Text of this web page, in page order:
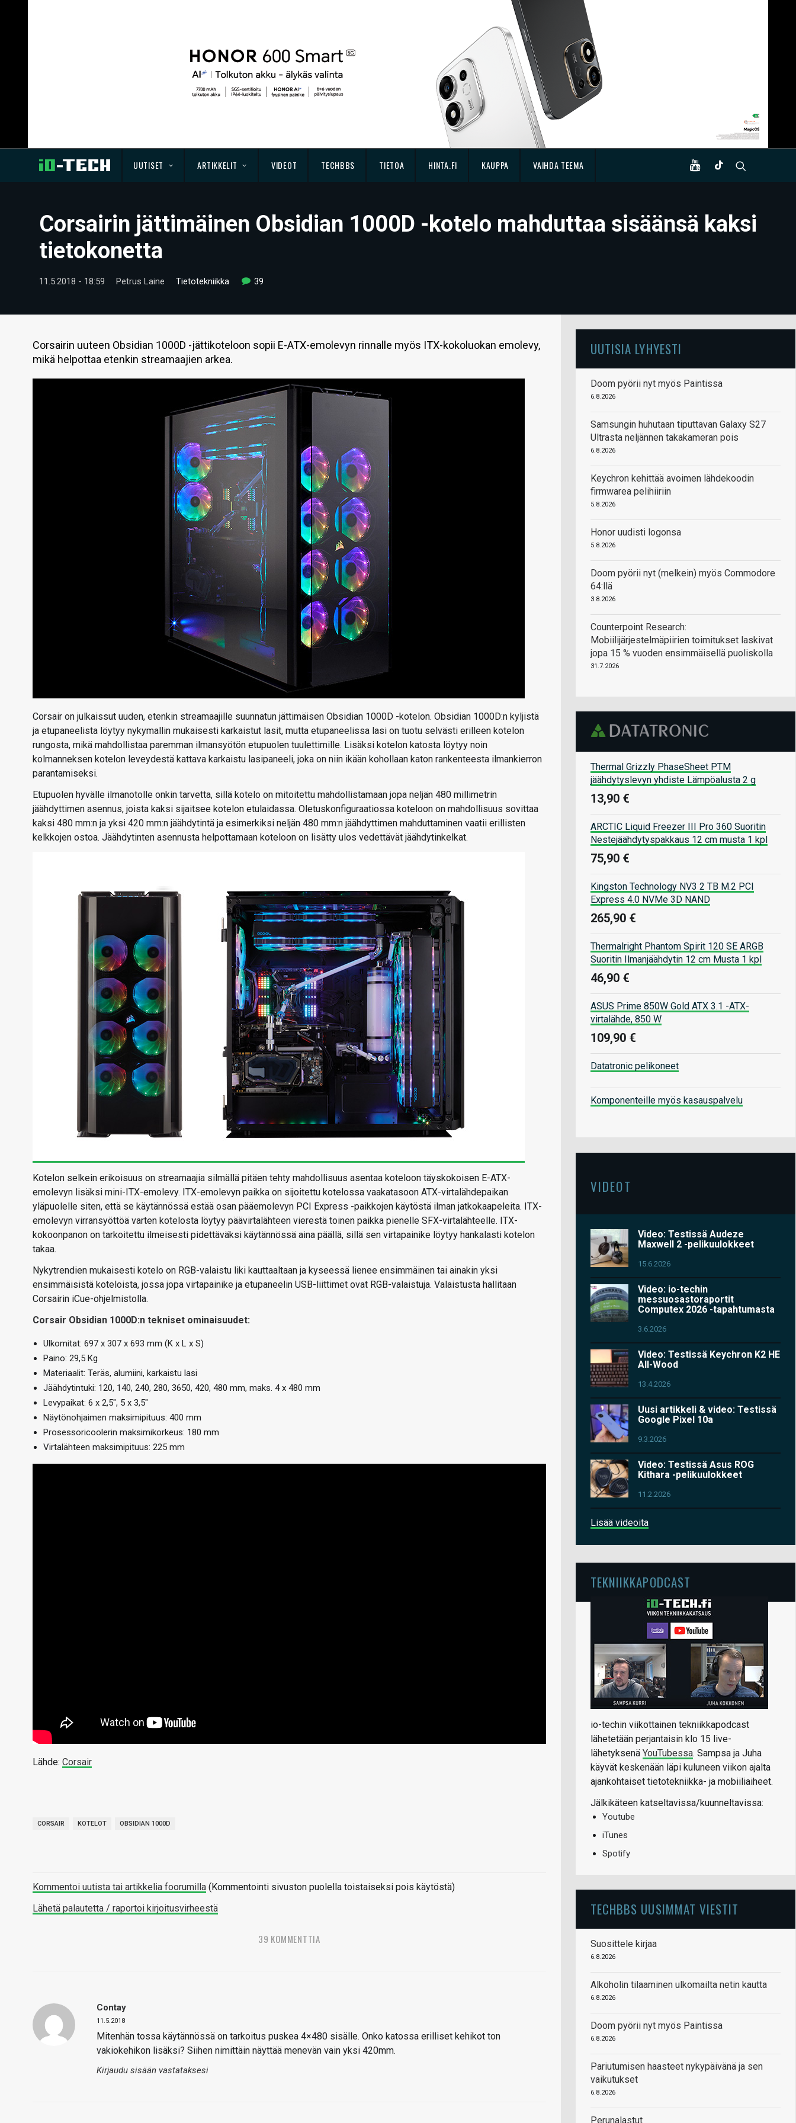
UUTISET ARTIKKELIT VIDEOT TECHBBS TIETOA HINTA.FI KAUPPA VAIHDA TEEMA
Corsairin jättimäinen Obsidian 1000D -kotelo mahduttaa sisäänsä kaksi
tietokonetta
11.5.2018 - 18:59 Petrus Laine Tietotekniikka 39
Corsairin uuteen Obsidian 1000D -jättikoteloon sopii E-ATX-emolevyn rinnalle myös ITX-kokoluokan emolevy,
mikä helpottaa etenkin streamaajien arkea.
Corsair on julkaissut uuden, etenkin streamaajille suunnatun jättimäisen Obsidian 1000D -kotelon. Obsidian 1000D:n kyljistä
ja etupaneelista löytyy nykymallin mukaisesti karkaistut lasit, mutta etupaneelissa lasi on tuotu selvästi erilleen kotelon
rungosta, mikä mahdollistaa paremman ilmansyötön etupuolen tuulettimille. Lisäksi kotelon katosta löytyy noin
kolmanneksen kotelon leveydestä kattava karkaistu lasipaneeli, joka on niin ikään kohollaan katon rankenteesta ilmankierron
parantamiseksi.
Etupuolen hyvälle ilmanotolle onkin tarvetta, sillä kotelo on mitoitettu mahdollistamaan jopa neljän 480 millimetrin
jäähdyttimen asennus, joista kaksi sijaitsee kotelon etulaidassa. Oletuskonfiguraatiossa koteloon on mahdollisuus sovittaa
kaksi 480 mm:n ja yksi 420 mm:n jäähdytintä ja esimerkiksi neljän 480 mm:n jäähdyttimen mahduttaminen vaatii erillisten
kelkkojen ostoa. Jäähdytinten asennusta helpottamaan koteloon on lisätty ulos vedettävät jäähdytinkelkat.
Kotelon selkein erikoisuus on streamaajia silmällä pitäen tehty mahdollisuus asentaa koteloon täyskokoisen E-ATX-
emolevyn lisäksi mini-ITX-emolevy. ITX-emolevyn paikka on sijoitettu kotelossa vaakatasoon ATX-virtalähdepaikan
yläpuolelle siten, että se käytännössä estää osan pääemolevyn PCI Express -paikkojen käytöstä ilman jatkokaapeleita. ITX-
emolevyn virransyöttöä varten kotelosta löytyy päävirtalähteen vierestä toinen paikka pienelle SFX-virtalähteelle. ITX-
kokoonpanon on tarkoitettu ilmeisesti pidettäväksi käytännössä aina päällä, sillä sen virtapainike löytyy hankalasti kotelon
takaa.
Nykytrendien mukaisesti kotelo on RGB-valaistu liki kauttaaltaan ja kyseessä lienee ensimmäinen tai ainakin yksi
ensimmäisistä koteloista, jossa jopa virtapainike ja etupaneelin USB-liittimet ovat RGB-valaistuja. Valaistusta hallitaan
Corsairin iCue-ohjelmistolla.
Corsair Obsidian 1000D:n tekniset ominaisuudet:
Ulkomitat: 697 x 307 x 693 mm (K x L x S)
Paino: 29,5 Kg
Materiaalit: Teräs, alumiini, karkaistu lasi
Jäähdytintuki: 120, 140, 240, 280, 3650, 420, 480 mm, maks. 4 x 480 mm
Levypaikat: 6 x 2,5″, 5 x 3,5″
Näytönohjaimen maksimipituus: 400 mm
Prosessoricoolerin maksimikorkeus: 180 mm
Virtalähteen maksimipituus: 225 mm
Lähde: Corsair
CORSAIR KOTELOT OBSIDIAN 1000D
Kommentoi uutista tai artikkelia foorumilla (Kommentointi sivuston puolella toistaiseksi pois käytöstä)
Lähetä palautetta / raportoi kirjoitusvirheestä
39 KOMMENTTIA
Contay
11.5.2018
Mitenhän tossa käytännössä on tarkoitus puskea 4×480 sisälle. Onko katossa erilliset kehikot ton
vakiokehikon lisäksi? Siihen nimittäin näyttää menevän vain yksi 420mm.
Kirjaudu sisään vastataksesi
UUTISIA LYHYESTI
Doom pyörii nyt myös Paintissa
6.8.2026
Samsungin huhutaan tiputtavan Galaxy S27
Ultrasta neljännen takakameran pois
6.8.2026
Keychron kehittää avoimen lähdekoodin
firmwarea pelihiiriin
5.8.2026
Honor uudisti logonsa
5.8.2026
Doom pyörii nyt (melkein) myös Commodore
64:llä
3.8.2026
Counterpoint Research:
Mobiilijärjestelmäpiirien toimitukset laskivat
jopa 15 % vuoden ensimmäisellä puoliskolla
31.7.2026
Thermal Grizzly PhaseSheet PTM
jäähdytyslevyn yhdiste Lämpöalusta 2 g
13,90 €
ARCTIC Liquid Freezer III Pro 360 Suoritin
Nestejäähdytyspakkaus 12 cm musta 1 kpl
75,90 €
Kingston Technology NV3 2 TB M.2 PCI
Express 4.0 NVMe 3D NAND
265,90 €
Thermalright Phantom Spirit 120 SE ARGB
Suoritin Ilmanjäähdytin 12 cm Musta 1 kpl
46,90 €
ASUS Prime 850W Gold ATX 3.1 -ATX-
virtalähde, 850 W
109,90 €
Datatronic pelikoneet
Komponenteille myös kasauspalvelu
VIDEOT
Video: Testissä Audeze
Maxwell 2 -pelikuulokkeet
15.6.2026
Video: io-techin
messuosastoraportit
Computex 2026 -tapahtumasta
3.6.2026
Video: Testissä Keychron K2 HE
All-Wood
13.4.2026
Uusi artikkeli & video: Testissä
Google Pixel 10a
9.3.2026
Video: Testissä Asus ROG
Kithara -pelikuulokkeet
11.2.2026
Lisää videoita
TEKNIIKKAPODCAST
io-techin viikottainen tekniikkapodcast
lähetetään perjantaisin klo 15 live-
lähetyksenä YouTubessa. Sampsa ja Juha
käyvät keskenään läpi kuluneen viikon ajalta
ajankohtaiset tietotekniikka- ja mobiiliaiheet.
Jälkikäteen katseltavissa/kuunneltavissa:
Youtube
iTunes
Spotify
TECHBBS UUSIMMAT VIESTIT
Suosittele kirjaa
6.8.2026
Alkoholin tilaaminen ulkomailta netin kautta
6.8.2026
Doom pyörii nyt myös Paintissa
6.8.2026
Pariutumisen haasteet nykypäivänä ja sen
vaikutukset
6.8.2026
Perunalastut